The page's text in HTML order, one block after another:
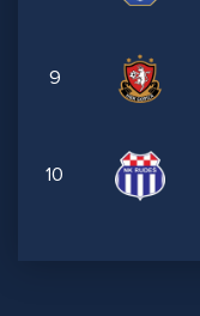
9
10